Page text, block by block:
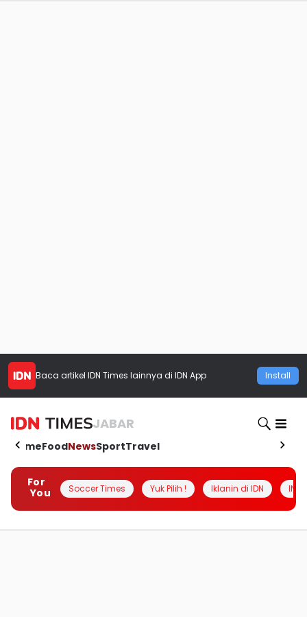
Baca artikel IDN Times lainnya di IDN App Install
JABAR
HomeFoodNewsSportTravel
For
You
Soccer Times Yuk Pilih ! Iklanin di IDN